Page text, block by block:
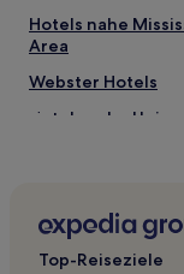
Hotels nahe
Area
Webster Hotels
Hotels nahe
Hotels nahe
Downtown Saint
Top-Reiseziele